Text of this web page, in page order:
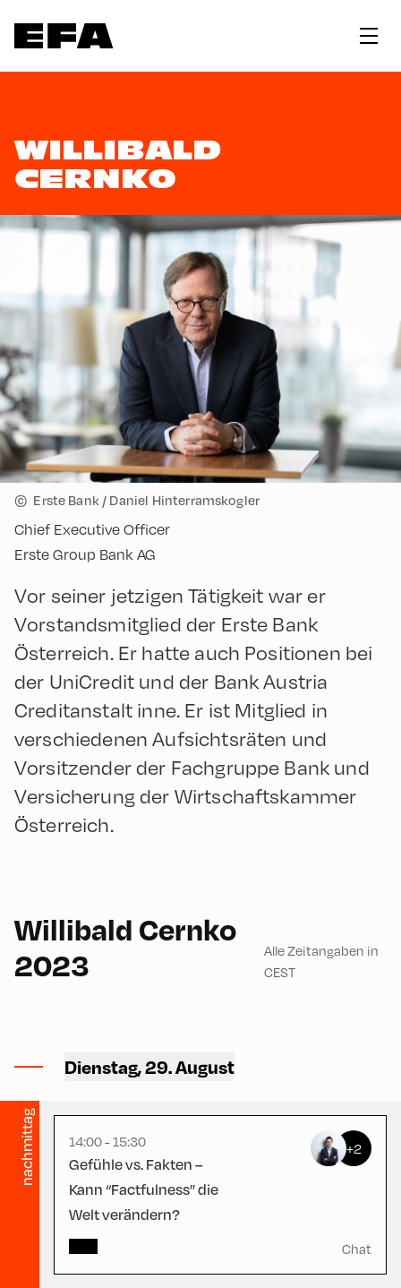
WILLIBALD
CERNKO
© Erste Bank / Daniel Hinterramskogler
Chief Executive Officer
Erste Group Bank AG
Vor seiner jetzigen Tätigkeit war er
Vorstandsmitglied der Erste Bank
Österreich. Er hatte auch Positionen bei
der UniCredit und der Bank Austria
Creditanstalt inne. Er ist Mitglied in
verschiedenen Aufsichtsräten und
Vorsitzender der Fachgruppe Bank und
Versicherung der Wirtschaftskammer
Österreich.
Willibald Cernko
2023
Alle Zeitangaben in
CEST
Dienstag, 29. August
nachmittag
CCA – Schrödinger-Saal
14:00 - 15:30
Gefühle vs. Fakten –
Kann “Factfulness” die
Welt verändern?
+2
Chat